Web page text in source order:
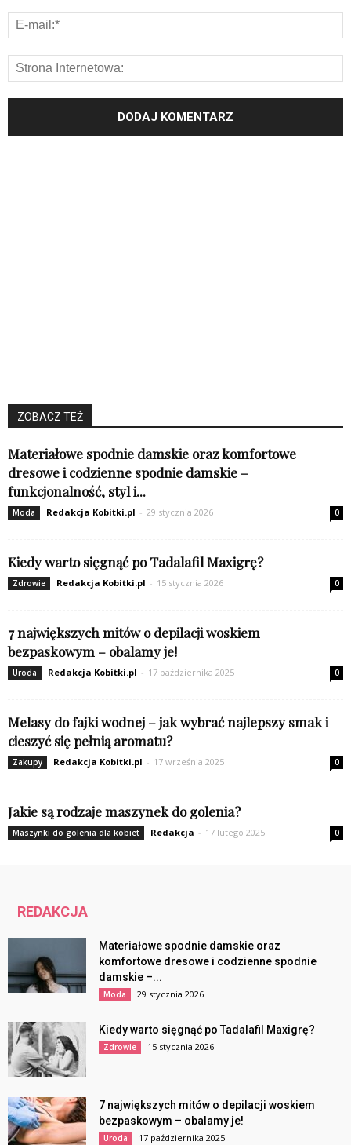
ZOBACZ TEŻ
Materiałowe spodnie damskie oraz komfortowe
dresowe i codzienne spodnie damskie –
funkcjonalność, styl i...
Moda Redakcja Kobitki.pl - 29 stycznia 2026 0
Kiedy warto sięgnąć po Tadalafil Maxigrę?
Zdrowie Redakcja Kobitki.pl - 15 stycznia 2026 0
7 największych mitów o depilacji woskiem
bezpaskowym – obalamy je!
Uroda Redakcja Kobitki.pl - 17 października 2025 0
Melasy do fajki wodnej – jak wybrać najlepszy smak i
cieszyć się pełnią aromatu?
Zakupy Redakcja Kobitki.pl - 17 września 2025 0
Jakie są rodzaje maszynek do golenia?
Maszynki do golenia dla kobiet Redakcja - 17 lutego 2025 0
REDAKCJA
Materiałowe spodnie damskie oraz
komfortowe dresowe i codzienne spodnie
damskie –...
Moda 29 stycznia 2026
Kiedy warto sięgnąć po Tadalafil Maxigrę?
Zdrowie 15 stycznia 2026
7 największych mitów o depilacji woskiem
bezpaskowym – obalamy je!
Uroda 17 października 2025